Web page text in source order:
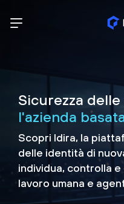
Sicurezza
l'azienda
Scopri Idira, la
delle identità di
individua, controlla e
lavoro umana e